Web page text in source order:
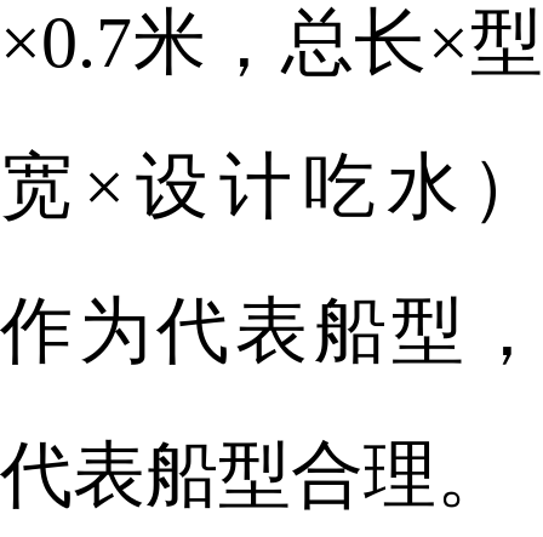
×0.7米，总长×型
宽×设计吃水）
作为代表船型，
代表船型合理。